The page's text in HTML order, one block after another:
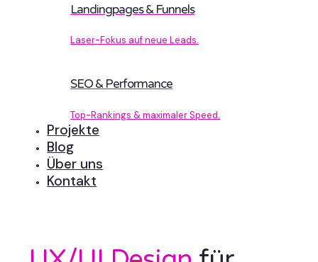
Landingpages & Funnels
Laser-Fokus auf neue Leads.
SEO & Performance
Top-Rankings & maximaler Speed.
Projekte
Blog
Über uns
Kontakt